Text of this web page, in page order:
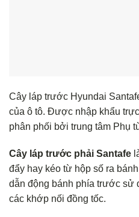
Cây láp trước Hyundai
của ô tô. Được nhập khẩu
phân phối bởi trung tâm Phụ
Cây láp trước phải Santafe
đẩy hay kéo từ hộp số ra
dẫn động bánh phía trước sử
các khớp nối đồng tốc.